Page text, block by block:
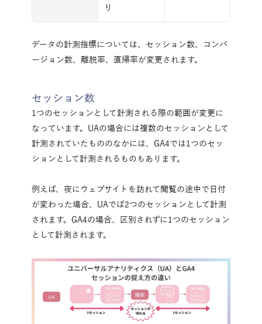
り
データの計測指標については、セッション数、コンバ
ージョン数、離脱率、直帰率が変更されます。
セッション数
1つのセッションとして計測される際の範囲が変更に
なっています。UAの場合には複数のセッションとして
計測されていたもののなかには、GA4では1つのセッ
ションとして計測されるものもあります。
例えば、夜にウェブサイトを訪れて閲覧の途中で日付
が変わった場合、UAでば2つのセッションとして計測
されます。GA4の場合、区別されずに1つのセッション
として計測されます。